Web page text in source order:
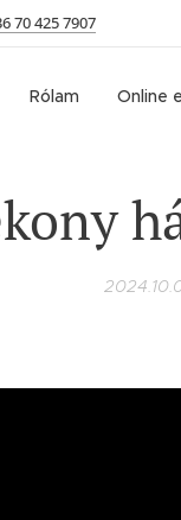
70 425 7907
Rólam Online